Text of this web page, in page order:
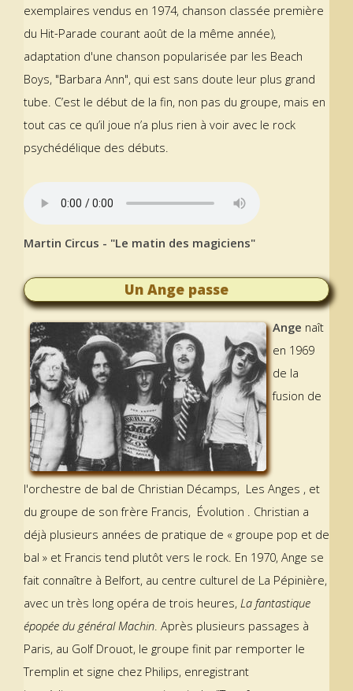
exemplaires vendus en 1974, chanson classée première
du Hit-Parade courant août de la même année),
adaptation d'une chanson popularisée par les Beach
Boys, "Barbara Ann", qui est sans doute leur plus grand
tube. C’est le début de la fin, non pas du groupe, mais en
tout cas ce qu’il joue n’a plus rien à voir avec le rock
psychédélique des débuts.
Martin Circus - "Le matin des magiciens"
Un Ange passe
Ange naît
en 1969
de la
fusion de
l'orchestre de bal de Christian Décamps, Les Anges , et
du groupe de son frère Francis, Évolution . Christian a
déjà plusieurs années de pratique de « groupe pop et de
bal » et Francis tend plutôt vers le rock. En 1970, Ange se
fait connaître à Belfort, au centre culturel de La Pépinière,
avec un très long opéra de trois heures, La fantastique
épopée du général Machin . Après plusieurs passages à
Paris, au Golf Drouot, le groupe finit par remporter le
Tremplin et signe chez Philips, enregistrant